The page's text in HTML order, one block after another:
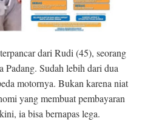
dari Rudi (45), seorang
Sudah lebih dari dua
motornya. Bukan karena niat
yang membuat pembayaran
ia bisa bernapas lega.